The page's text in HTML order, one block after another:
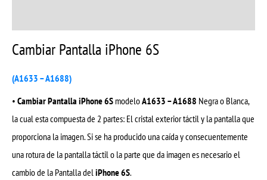
Cambiar Pantalla iPhone 6S
(A1633 – A1688)
•Cambiar Pantalla iPhone 6SmodeloA1633 – A1688 Negra o Blanca,
la cual esta compuesta de 2 partes: El cristal exterior táctil y la pantalla que
proporciona la imagen. Si se ha producido una caída y consecuentemente
una rotura de la pantalla táctil o la parte que da imagen es necesario el
cambio de la Pantalla deliPhone 6S.